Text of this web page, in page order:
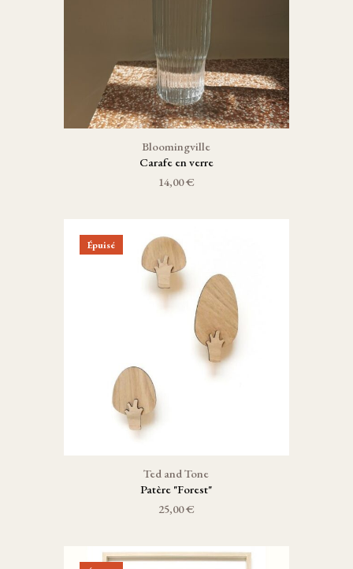
Bloomingville
Carafe en verre
14,00 €
Épuisé
Ted and Tone
Patère "Forest"
25,00 €